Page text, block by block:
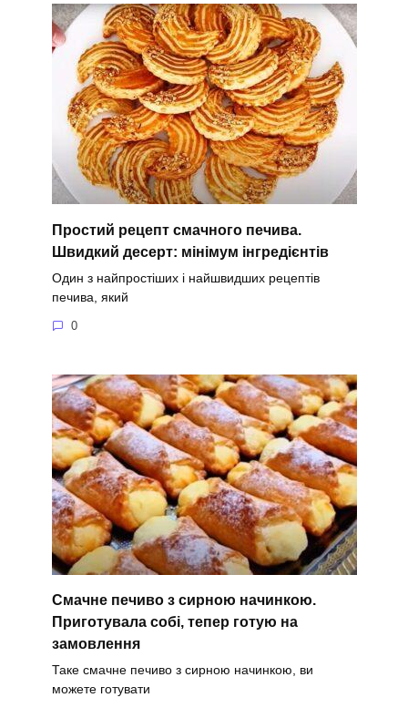
Простий рецепт смачного печива.
Швидкий десерт: мінімум інгредієнтів
Один з найпростіших і найшвидших рецептів
печива, який
0
Смачне печиво з сирною начинкою.
Приготувала собі, тепер готую на
замовлення
Таке смачне печиво з сирною начинкою, ви
можете готувати